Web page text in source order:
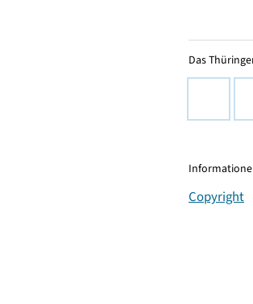
Das
Copyright